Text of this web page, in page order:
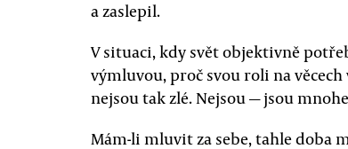
a zaslepil.
V situaci, kdy svět objektivně
výmluvou, proč svou roli na
nejsou tak zlé. Nejsou — jsou
Mám-li mluvit za sebe, tahle doba